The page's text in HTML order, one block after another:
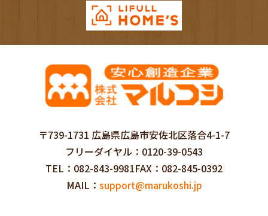
〒739-1731 広島県広島市安佐北区落合4-1-7
フリーダイヤル
0120-39-0543
TEL
082-843-9981FAX
082-845-0392
MAIL
support@marukoshi.jp